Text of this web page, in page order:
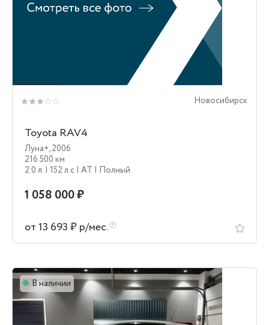
Новосибирск
Toyota RAV4
Луна+,2006
216 500 км
2.0 л. | 152 л.c | AT | Полный
1 058 000 ₽
от 13 693 ₽ р/мес.
В наличии